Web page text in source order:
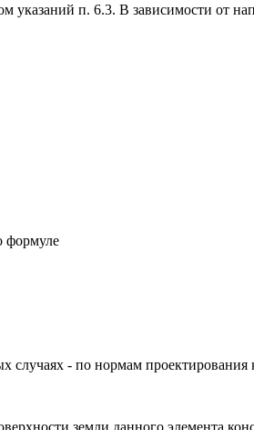
п. 6.3. В зависимости от
формуле
- по нормам проектирования